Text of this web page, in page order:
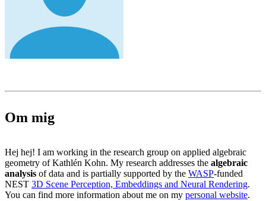
Om mig
Hej hej! I am working in the research group on applied algebraic
geometry of Kathlén Kohn. My research addresses the algebraic
analysis of data and is partially supported by the WASP-funded
NEST 3D Scene Perception, Embeddings and Neural Rendering.
You can find more information about me on my personal website.